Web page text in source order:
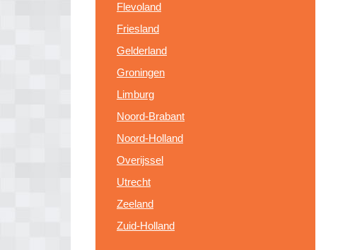
Flevoland
Friesland
Gelderland
Groningen
Limburg
Noord-Brabant
Noord-Holland
Overijssel
Utrecht
Zeeland
Zuid-Holland